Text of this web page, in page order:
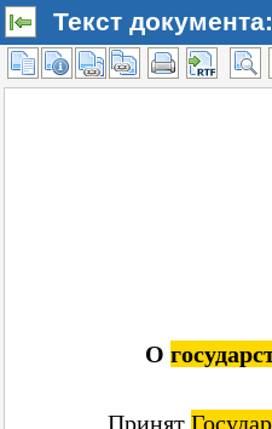
Текст документа: